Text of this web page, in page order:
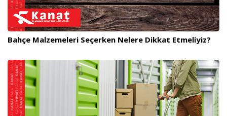
Bahçe Malzemeleri Seçerken Nelere Dikkat Etmeliyiz?